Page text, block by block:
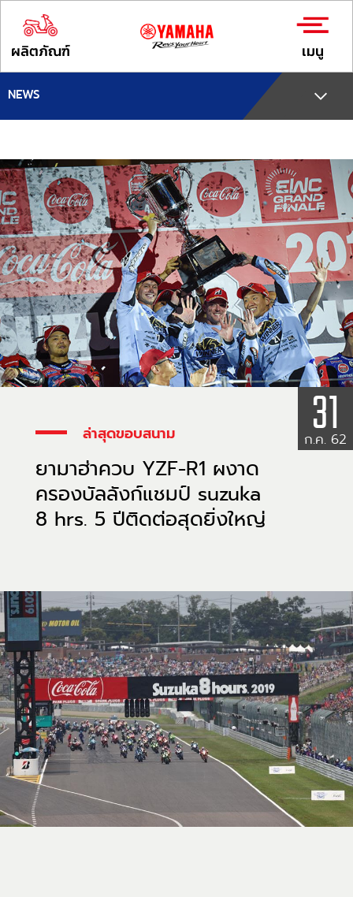
ผลิตภัณฑ์ เมนู
NEWS
ล่าสุดขอบสนาม
ยามาฮ่าควบ YZF-R1 ผงาด
ครองบัลลังก์แชมป์ suzuka
8 hrs. 5 ปีติดต่อสุดยิ่งใหญ่
31
ก.ค. 62